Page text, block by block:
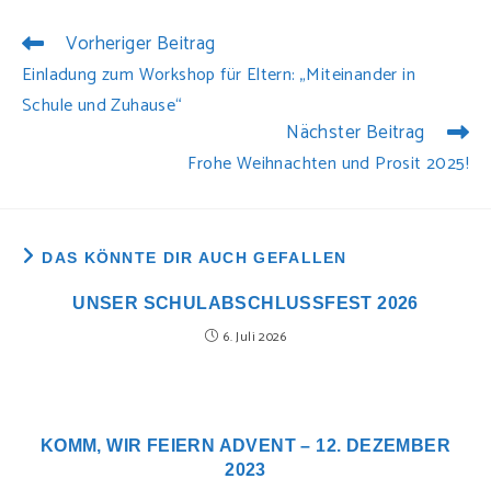
WEITERE
ARTIKEL
ANSEHEN
Vorheriger Beitrag
Einladung zum Workshop für Eltern: „Miteinander in
Schule und Zuhause“
Nächster Beitrag
Frohe Weihnachten und Prosit 2025!
DAS KÖNNTE DIR AUCH GEFALLEN
UNSER SCHULABSCHLUSSFEST 2026
6. Juli 2026
KOMM, WIR FEIERN ADVENT – 12. DEZEMBER
2023